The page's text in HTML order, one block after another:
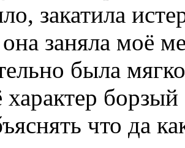
закатила
заняла моё
была
что да